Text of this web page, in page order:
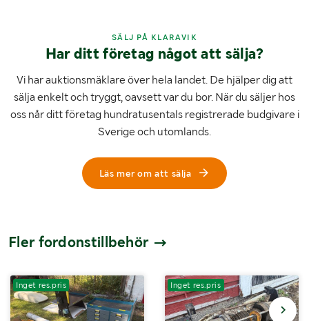
SÄLJ PÅ KLARAVIK
Har ditt företag något att sälja?
Vi har auktionsmäklare över hela landet. De hjälper dig att
sälja enkelt och tryggt, oavsett var du bor. När du säljer hos
oss når ditt företag hundratusentals registrerade budgivare i
Sverige och utomlands.
Läs mer om att sälja
Fler fordonstillbehör
Inget res.pris Inget res.pris